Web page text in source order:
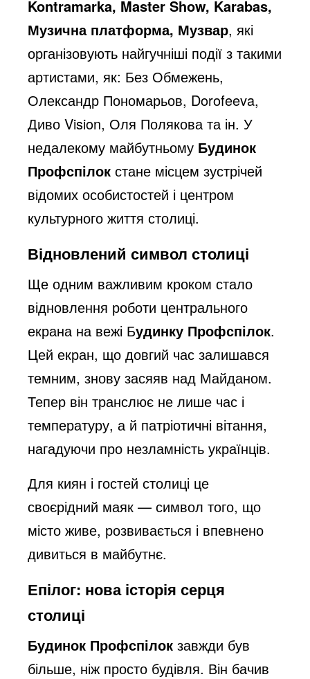
Kontramarka, Master Show, Karabas,
Музична платформа, Музвар, які
організовують найгучніші події з такими
артистами, як: Без Обмежень,
Олександр Пономарьов, Dorofeeva,
Диво Vision, Оля Полякова та ін. У
недалекому майбутньому Будинок
Профспілок стане місцем зустрічей
відомих особистостей і центром
культурного життя столиці.
Відновлений символ столиці
Ще одним важливим кроком стало
відновлення роботи центрального
екрана на вежі Будинку Профспілок.
Цей екран, що довгий час залишався
темним, знову засяяв над Майданом.
Тепер він транслює не лише час і
температуру, а й патріотичні вітання,
нагадуючи про незламність українців.
Для киян і гостей столиці це
своєрідний маяк — символ того, що
місто живе, розвивається і впевнено
дивиться в майбутнє.
Епілог: нова історія серця
столиці
Будинок Профспілок завжди був
більше, ніж просто будівля. Він бачив